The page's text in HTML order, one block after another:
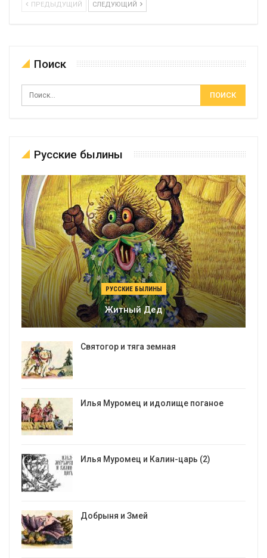
ПРЕДЫДУЩИЙ СЛЕДУЮЩИЙ
Поиск
Русские былины
РУССКИЕ БЫЛИНЫ
Житный Дед
Святогор и тяга земная
Илья Муромец и идолище поганое
Илья Муромец и Калин-царь (2)
Добрыня и Змей